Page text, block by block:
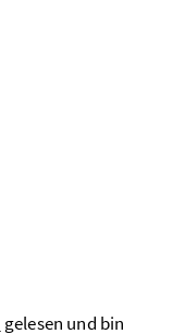
gelesen und bin